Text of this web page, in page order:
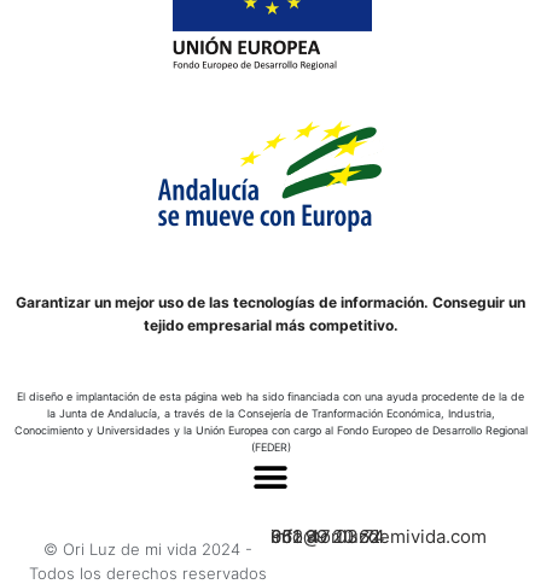
Garantizar un mejor uso de las tecnologías de información. Conseguir un
tejido empresarial más competitivo.
El diseño e implantación de esta página web ha sido financiada con una ayuda procedente de la de
la Junta de Andalucía, a través de la Consejería de Tranformación Económica, Industria,
Conocimiento y Universidades y la Unión Europea con cargo al Fondo Europeo de Desarrollo Regional
(FEDER)
© Ori Luz de mi vida 2024 -
Todos los derechos reservados
662 47 03 74
951 99 20 62
info@oriluzdemivida.com